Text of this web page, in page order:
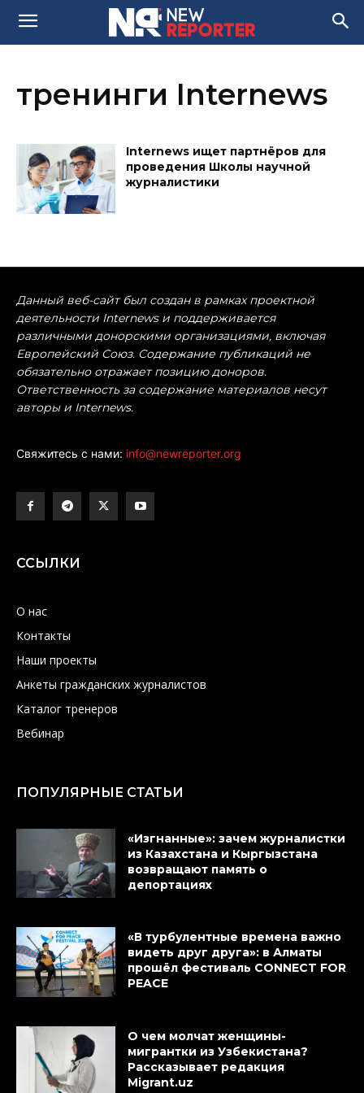
тренинги Internews
Internews ищет партнёров для
проведения Школы научной
журналистики
Данный веб-сайт был создан в рамках проектной
деятельности Internews и поддерживается
различными донорскими организациями, включая
Европейский Союз. Содержание публикаций не
обязательно отражает позицию доноров.
Ответственность за содержание материалов несут
авторы и Internews.
Свяжитесь с нами: info@newreporter.org
ССЫЛКИ
О нас
Контакты
Наши проекты
Анкеты гражданских журналистов
Каталог тренеров
Вебинар
ПОПУЛЯРНЫЕ СТАТЬИ
«Изгнанные»: зачем журналистки
из Казахстана и Кыргызстана
возвращают память о
депортациях
«В турбулентные времена важно
видеть друг друга»: в Алматы
прошёл фестиваль CONNECT FOR
PEACE
О чем молчат женщины-
мигрантки из Узбекистана?
Рассказывает редакция
Migrant.uz